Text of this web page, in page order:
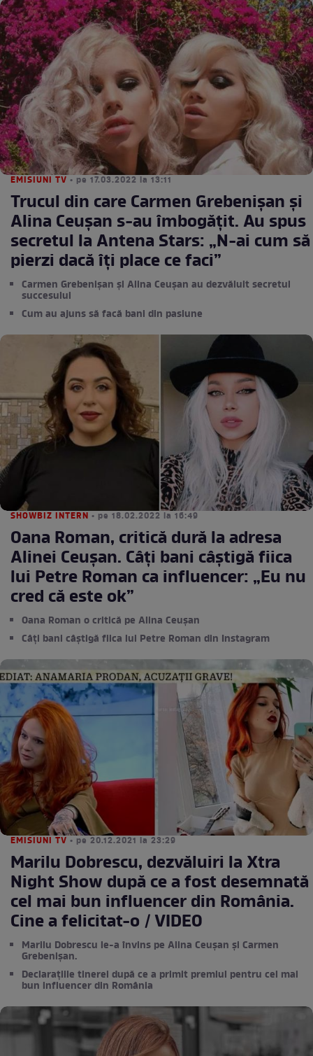
EMISIUNI TV • pe 17.03.2022 la 13:11
Trucul din care Carmen Grebenișan și
Alina Ceușan s-au îmbogățit. Au spus
secretul la Antena Stars: „N-ai cum să
pierzi dacă îți place ce faci”
Carmen Grebenișan și Alina Ceușan au dezvăluit secretul
succesului
Cum au ajuns să facă bani din pasiune
SHOWBIZ INTERN • pe 18.02.2022 la 16:49
Oana Roman, critică dură la adresa
Alinei Ceușan. Câți bani câștigă fiica
lui Petre Roman ca influencer: „Eu nu
cred că este ok”
Oana Roman o critică pe Alina Ceușan
Câți bani câștigă fiica lui Petre Roman din Instagram
EMISIUNI TV • pe 20.12.2021 la 23:29
Marilu Dobrescu, dezvăluiri la Xtra
Night Show după ce a fost desemnată
cel mai bun influencer din România.
Cine a felicitat-o / VIDEO
Marilu Dobrescu le-a învins pe Alina Ceușan și Carmen
Grebenișan.
Declarațiile tinerei după ce a primit premiul pentru cel mai
bun influencer din România